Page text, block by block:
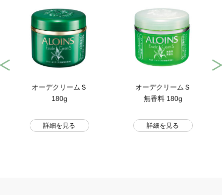
オーデクリームＳ
180g
詳細を見る
オーデクリームＳ
無香料 180g
詳細を見る